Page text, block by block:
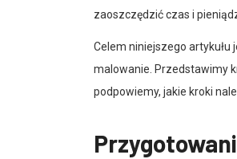
zaoszczędzić czas i
Celem niniejszego
malowanie. Przedstawimy
podpowiemy, jakie kroki